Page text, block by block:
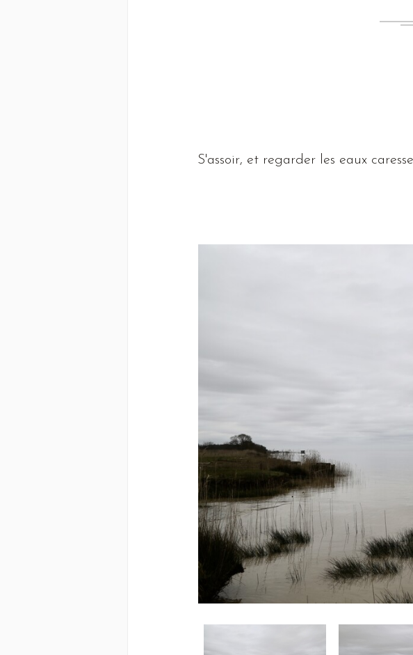
S'assoir, et regarder les eaux